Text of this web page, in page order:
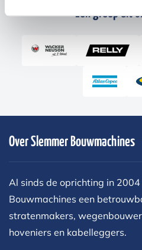
Een greep uit
Over Slemmer Bouwmachines
Al sinds de oprichting in 2004
Bouwmachines een
stratenmakers,
hoveniers en kabelleggers.